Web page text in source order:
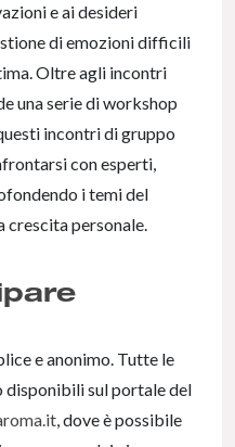
e ai desideri
di emozioni difficili
Oltre agli incontri
una serie di workshop
incontri di gruppo
con esperti,
i temi del
crescita personale.
e anonimo. Tutte le
disponibili sul portale del
, dove è possibile